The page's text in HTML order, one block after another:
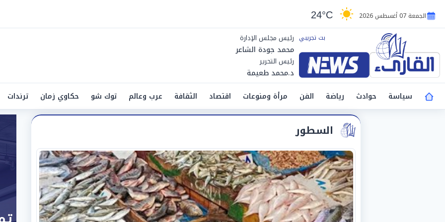
الجمعة 07 أغسطس 2026 24°C
رئيس مجلس الإدارة
محمد جودة الشاعر
رئيس التحرير
د.محمد طعيمة
سياسة
حوادث رياضة الفن مرأة ومنوعات اقتصاد الثقافة عرب وعالم توك شو حكاوي زمان ترندات
السطور